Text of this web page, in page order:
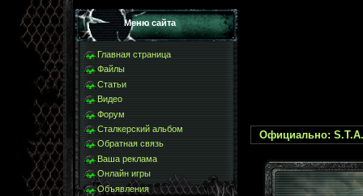
Меню сайта
Главная страница
Файлы
Статьи
Видео
Форум
Сталкерский альбом
Обратная связь
Ваша реклама
Онлайн игры
Объявления
Официально: